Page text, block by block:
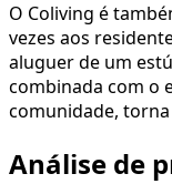
O Coliving é
vezes aos
aluguer de um
combinada com o
comunidade,
Análise de